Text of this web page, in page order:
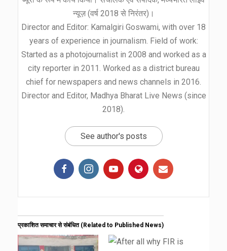
न्यूज़ (वर्ष 2018 से निरंतर)।
Director and Editor: Kamalgiri Goswami, with over 18
years of experience in journalism. Field of work:
Started as a photojournalist in 2008 and worked as a
city reporter in 2011. Worked as a district bureau
chief for newspapers and news channels in 2016.
Director and Editor, Madhya Bharat Live News (since
2018).
See author's posts
प्रकाशित समाचार से संबंधित (Related to Published News)